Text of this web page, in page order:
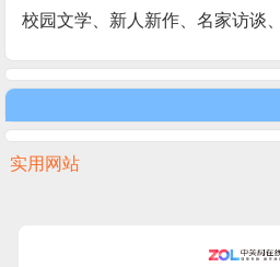
校园文学、新人新作、名家访谈
实用网站